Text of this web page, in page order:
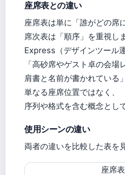
座席表との違い
座席表は単に「誰がどの席
席次表は「順序」を重視し
Express（デザインツール
「高砂席やゲスト卓の会
肩書と名前が書かれている
単なる座席位置ではなく、
序列や格式を含む概念とし
使用シーンの違い
両者の違いを比較した表を
座席